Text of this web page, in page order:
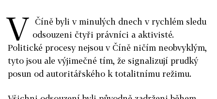
V
Číně byli v minulých dnech v rychlém sledu
odsouzeni čtyři právníci a aktivisté.
Politické procesy nejsou v Číně ničím neobvyklým,
tyto jsou ale výjimečné tím, že signalizují prudký
posun od autoritářského k totalitnímu režimu.